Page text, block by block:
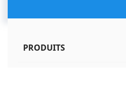
PRODUITS